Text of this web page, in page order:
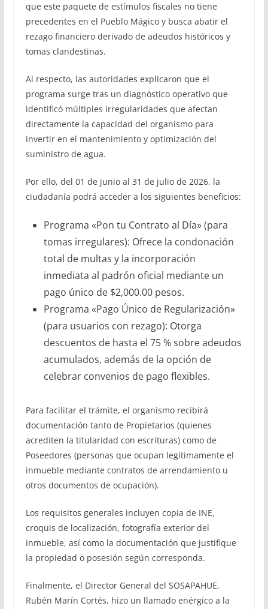
que este paquete de estímulos fiscales no tiene
precedentes en el Pueblo Mágico y busca abatir el
rezago financiero derivado de adeudos históricos y
tomas clandestinas.
Al respecto, las autoridades explicaron que el
programa surge tras un diagnóstico operativo que
identificó múltiples irregularidades que afectan
directamente la capacidad del organismo para
invertir en el mantenimiento y optimización del
suministro de agua.
Por ello, del 01 de junio al 31 de julio de 2026, la
ciudadanía podrá acceder a los siguientes beneficios:
Programa «Pon tu Contrato al Día» (para
tomas irregulares): Ofrece la condonación
total de multas y la incorporación
inmediata al padrón oficial mediante un
pago único de $2,000.00 pesos.
Programa «Pago Único de Regularización»
(para usuarios con rezago): Otorga
descuentos de hasta el 75 % sobre adeudos
acumulados, además de la opción de
celebrar convenios de pago flexibles.
Para facilitar el trámite, el organismo recibirá
documentación tanto de Propietarios (quienes
acrediten la titularidad con escrituras) como de
Poseedores (personas que ocupan legítimamente el
inmueble mediante contratos de arrendamiento u
otros documentos de ocupación).
Los requisitos generales incluyen copia de INE,
croquis de localización, fotografía exterior del
inmueble, así como la documentación que justifique
la propiedad o posesión según corresponda.
Finalmente, el Director General del SOSAPAHUE,
Rubén Marín Cortés, hizo un llamado enérgico a la